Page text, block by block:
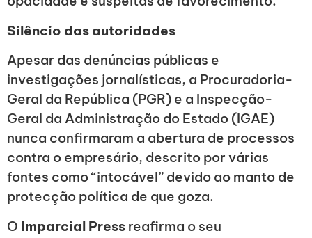
Silêncio das autoridades
Apesar das denúncias públicas e
investigações jornalísticas, a Procuradoria-
Geral da República (PGR) e a Inspecção-
Geral da Administração do Estado (IGAE)
nunca confirmaram a abertura de processos
contra o empresário, descrito por várias
fontes como “intocável” devido ao manto de
protecção política de que goza.
O Imparcial Press reafirma o seu